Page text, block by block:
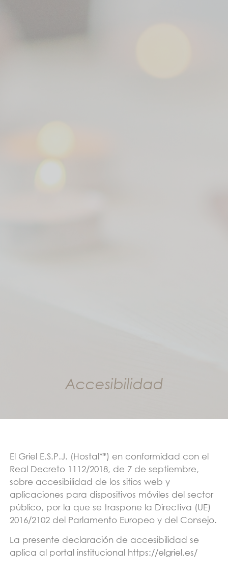
Accesibilidad
El Griel E.S.P.J. (Hostal**) en conformidad con el
Real Decreto 1112/2018, de 7 de septiembre,
sobre accesibilidad de los sitios web y
aplicaciones para dispositivos móviles del sector
público, por la que se traspone la Directiva (UE)
2016/2102 del Parlamento Europeo y del Consejo.
La presente declaración de accesibilidad se
aplica al portal institucional https://elgriel.es/